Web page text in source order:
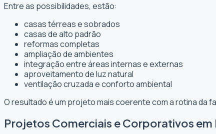
Entre as possibilidades, estão:
casas térreas e sobrados
casas de alto padrão
reformas completas
ampliação de ambientes
integração entre áreas internas e externas
aproveitamento de luz natural
ventilação cruzada e conforto ambiental
O resultado é um projeto mais coerente com a rotina da
Projetos Comerciais e Corporativos em